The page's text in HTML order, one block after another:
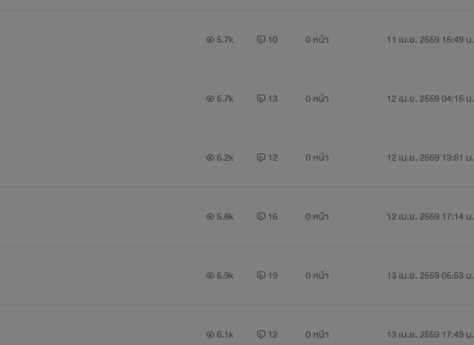
5.7k 10 0 หน้า 11 เม.ย. 2559 15:49 น.
5.7k 13 0 หน้า 12 เม.ย. 2559 04:15 น.
6.2k 12 0 หน้า 12 เม.ย. 2559 13:51 น.
5.8k 16 0 หน้า 12 เม.ย. 2559 17:14 น.
5.9k 19 0 หน้า 13 เม.ย. 2559 05:53 น.
6.1k 12 0 หน้า 13 เม.ย. 2559 17:49 น.